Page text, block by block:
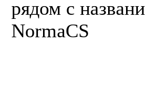
рядом с
NormaCS